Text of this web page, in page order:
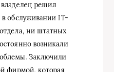
владелец решил
в обслуживании IT-
ни штатных
возникали
Заключили
фирмой, которая